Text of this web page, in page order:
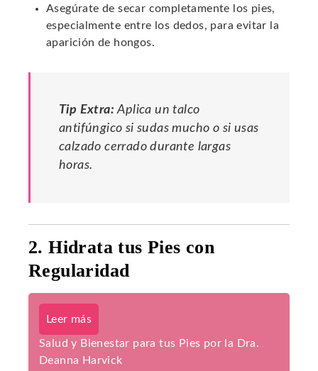
Asegúrate de secar completamente los pies,
especialmente entre los dedos, para evitar la
aparición de hongos.
Tip Extra: Aplica un talco
antifúngico si sudas mucho o si usas
calzado cerrado durante largas
horas.
2. Hidrata tus Pies con
Regularidad
Leer más
Salud y Bienestar para tus Pies por la Dra.
Deanna Harvick